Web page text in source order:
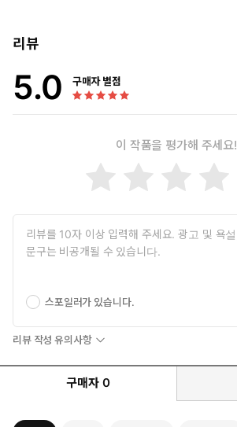
리뷰
5.0 구매자 별점
이 작품을 평가해 주세요!
스포일러가 있습니다.
리뷰 작성 유의사항
구매자 0